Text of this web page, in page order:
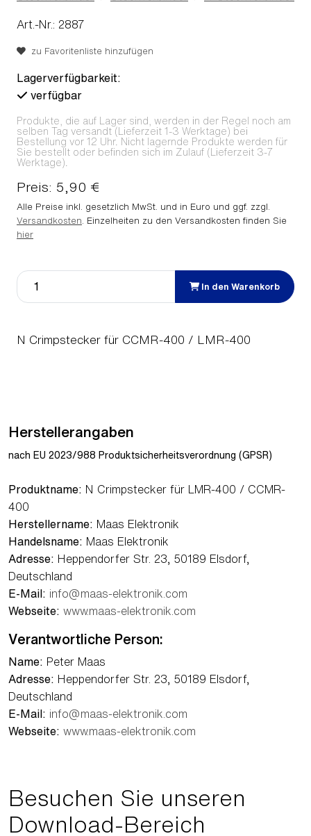
Art.-Nr.: 2887
zu Favoritenliste hinzufügen
Lagerverfügbarkeit:
verfügbar
Produkte, die auf Lager sind, werden in der Regel noch am
selben Tag versandt (Lieferzeit 1-3 Werktage) bei
Bestellung vor 12 Uhr. Nicht lagernde Produkte werden für
Sie bestellt oder befinden sich im Zulauf (Lieferzeit 3-7
Werktage).
Preis: 5,90 €
Alle Preise inkl. gesetzlich MwSt. und in Euro und ggf. zzgl.
Versandkosten . Einzelheiten zu den Versandkosten finden Sie
hier
In den Warenkorb
N Crimpstecker für CCMR-400 / LMR-400
Herstellerangaben
nach EU 2023/988 Produktsicherheitsverordnung (GPSR)
Produktname: N Crimpstecker für LMR-400 / CCMR-
400
Herstellername: Maas Elektronik
Handelsname: Maas Elektronik
Adresse: Heppendorfer Str. 23, 50189 Elsdorf,
Deutschland
E-Mail: info@maas-elektronik.com
Webseite: www.maas-elektronik.com
Verantwortliche Person:
Name: Peter Maas
Adresse: Heppendorfer Str. 23, 50189 Elsdorf,
Deutschland
E-Mail: info@maas-elektronik.com
Webseite: www.maas-elektronik.com
Besuchen Sie unseren
Download-Bereich